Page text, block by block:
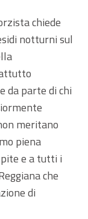
chiede
notturni sul
da parte di chi
meritano
piena
e a tutti i
che
di